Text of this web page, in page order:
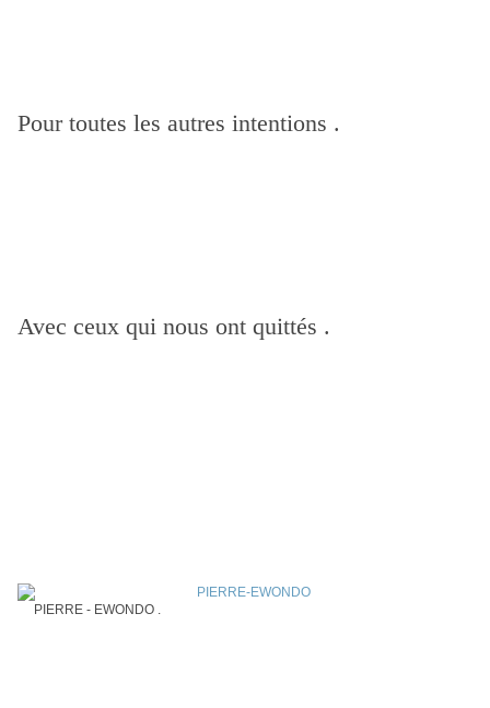
Pour toutes les autres intentions .
Avec ceux qui nous ont quittés .
PIERRE - EWONDO .